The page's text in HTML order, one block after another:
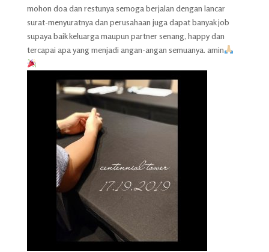
mohon doa dan restunya semoga berjalan dengan lancar
surat-menyuratnya dan perusahaan juga dapat banyak job
supaya baik keluarga maupun partner senang, happy dan
tercapai apa yang menjadi angan-angan semuanya. amin